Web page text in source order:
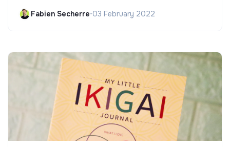
Fabien Secherre•03 February 2022